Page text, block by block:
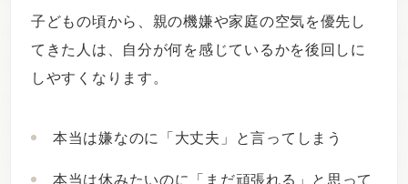
子どもの頃から、親の機嫌や家庭の空気を優先し
てきた人は、自分が何を感じているかを後回しに
しやすくなります。
本当は嫌なのに「大丈夫」と言ってしまう
本当は休みたいのに「まだ頑張れる」と思って